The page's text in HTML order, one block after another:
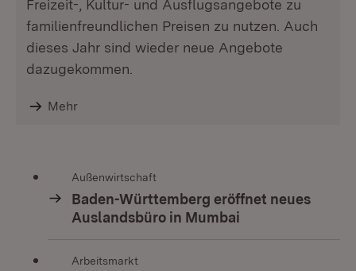
Freizeit-, Kultur- und Ausflugsangebote zu
familienfreundlichen Preisen zu nutzen. Auch
dieses Jahr sind wieder neue Angebote
dazugekommen.
Mehr
Außenwirtschaft
Baden-Württemberg eröffnet neues
Auslandsbüro in Mumbai
Arbeitsmarkt